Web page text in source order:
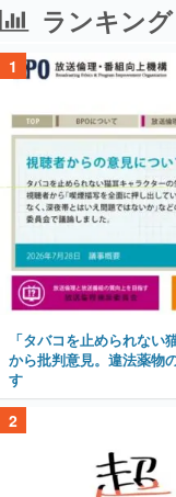
ランキング
1
「タバコを止められな
から批判意見。違法薬物
す
2